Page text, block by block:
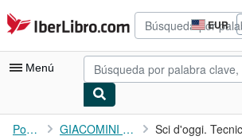
Pasar al contenido principal
IberLibro.com EUR
de
compra
del
Menú
Mi cuenta
Portada GIACOMINI Romolo -